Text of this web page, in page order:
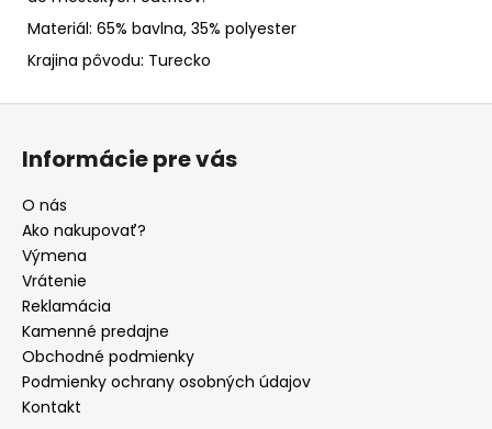
Materiál: 65% bavlna, 35% polyester
Krajina pôvodu: Turecko
Informácie pre vás
O nás
Ako nakupovať?
Výmena
Vrátenie
Reklamácia
Kamenné predajne
Obchodné podmienky
Podmienky ochrany osobných údajov
Kontakt